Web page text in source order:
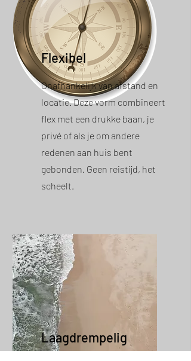
Flexibel
Onafhankelijk van afstand en
locatie. Deze vorm combineert
flex met een drukke baan, je
privé of als je om andere
redenen aan huis bent
gebonden. Geen reistijd, het
scheelt.
Laagdrempelig